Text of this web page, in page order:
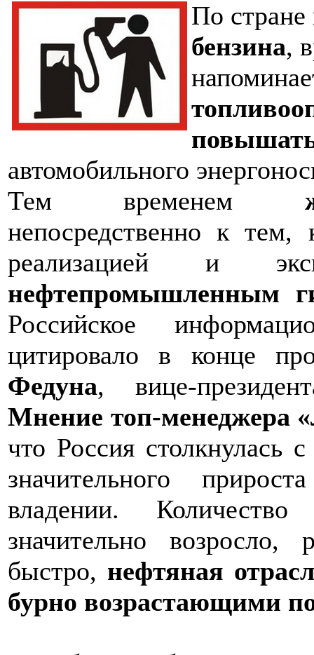
По стране
бензина,
автомобильного
Тем временем
непосредственно к тем,
реализацией и
нефтепромышленным
Российское
цитировало в конце
Федуна, вице-
Мнение топ-менеджера
что Россия столкнулась
значительного
владении. Количество
значительно возросло,
быстро, нефтяная
бурно возрастающими